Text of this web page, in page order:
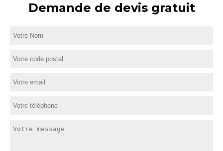
Demande de devis gratuit